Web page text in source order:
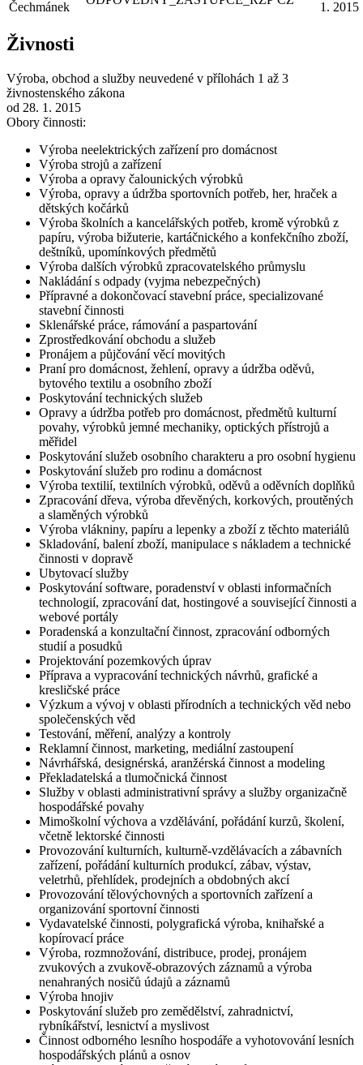
Čechmánek
1. 2015
Živnosti
Výroba, obchod a služby neuvedené v přílohách 1 až 3
živnostenského zákona
od 28. 1. 2015
Obory činnosti:
Výroba neelektrických zařízení pro domácnost
Výroba strojů a zařízení
Výroba a opravy čalounických výrobků
Výroba, opravy a údržba sportovních potřeb, her, hraček a
dětských kočárků
Výroba školních a kancelářských potřeb, kromě výrobků z
papíru, výroba bižuterie, kartáčnického a konfekčního zboží,
deštníků, upomínkových předmětů
Výroba dalších výrobků zpracovatelského průmyslu
Nakládání s odpady (vyjma nebezpečných)
Přípravné a dokončovací stavební práce, specializované
stavební činnosti
Sklenářské práce, rámování a paspartování
Zprostředkování obchodu a služeb
Pronájem a půjčování věcí movitých
Praní pro domácnost, žehlení, opravy a údržba oděvů,
bytového textilu a osobního zboží
Poskytování technických služeb
Opravy a údržba potřeb pro domácnost, předmětů kulturní
povahy, výrobků jemné mechaniky, optických přístrojů a
měřidel
Poskytování služeb osobního charakteru a pro osobní hygienu
Poskytování služeb pro rodinu a domácnost
Výroba textilií, textilních výrobků, oděvů a oděvních doplňků
Zpracování dřeva, výroba dřevěných, korkových, proutěných
a slaměných výrobků
Výroba vlákniny, papíru a lepenky a zboží z těchto materiálů
Skladování, balení zboží, manipulace s nákladem a technické
činnosti v dopravě
Ubytovací služby
Poskytování software, poradenství v oblasti informačních
technologií, zpracování dat, hostingové a související činnosti a
webové portály
Poradenská a konzultační činnost, zpracování odborných
studií a posudků
Projektování pozemkových úprav
Příprava a vypracování technických návrhů, grafické a
kresličské práce
Výzkum a vývoj v oblasti přírodních a technických věd nebo
společenských věd
Testování, měření, analýzy a kontroly
Reklamní činnost, marketing, mediální zastoupení
Návrhářská, designérská, aranžérská činnost a modeling
Překladatelská a tlumočnická činnost
Služby v oblasti administrativní správy a služby organizačně
hospodářské povahy
Mimoškolní výchova a vzdělávání, pořádání kurzů, školení,
včetně lektorské činnosti
Provozování kulturních, kulturně-vzdělávacích a zábavních
zařízení, pořádání kulturních produkcí, zábav, výstav,
veletrhů, přehlídek, prodejních a obdobných akcí
Provozování tělovýchovných a sportovních zařízení a
organizování sportovní činnosti
Vydavatelské činnosti, polygrafická výroba, knihařské a
kopírovací práce
Výroba, rozmnožování, distribuce, prodej, pronájem
zvukových a zvukově-obrazových záznamů a výroba
nenahraných nosičů údajů a záznamů
Výroba hnojiv
Poskytování služeb pro zemědělství, zahradnictví,
rybníkářství, lesnictví a myslivost
Činnost odborného lesního hospodáře a vyhotovování lesních
hospodářských plánů a osnov